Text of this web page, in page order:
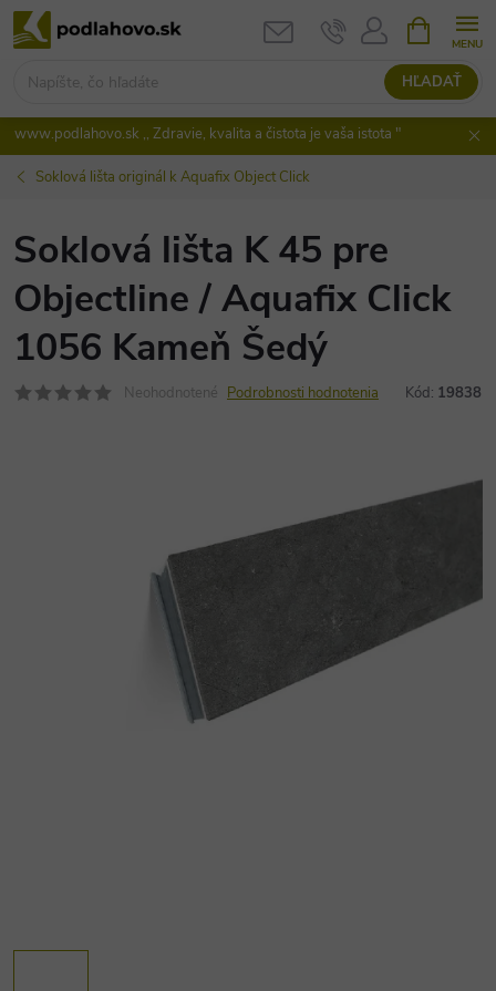
Prejsť
na
HĽADAŤ
KOŠÍK
www.podlahovo.sk ,, Zdravie, kvalita a čistota je vaša istota "
Soklová lišta originál k Aquafix Object Click
Soklová lišta K 45 pre
Objectline / Aquafix Click
1056 Kameň Šedý
Neohodnotené Podrobnosti hodnotenia Kód: 19838